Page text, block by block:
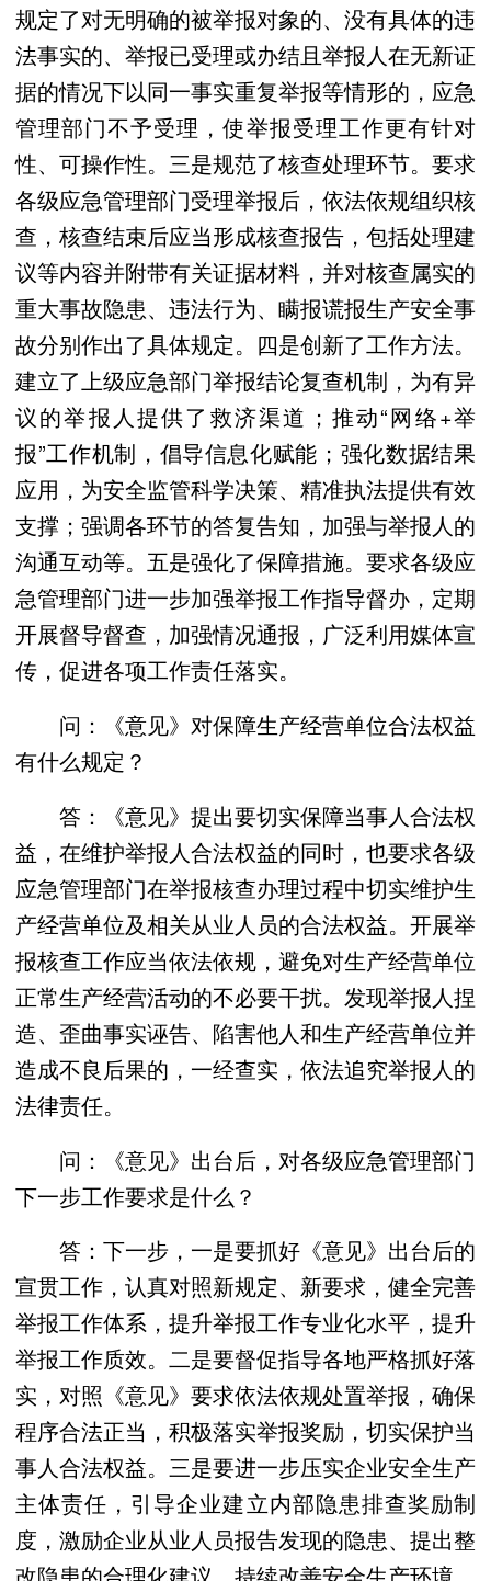
规定了对无明确的被举报对象的、没有具体的违
法事实的、举报已受理或办结且举报人在无新证
据的情况下以同一事实重复举报等情形的，应急
管理部门不予受理，使举报受理工作更有针对
性、可操作性。三是规范了核查处理环节。要求
各级应急管理部门受理举报后，依法依规组织核
查，核查结束后应当形成核查报告，包括处理建
议等内容并附带有关证据材料，并对核查属实的
重大事故隐患、违法行为、瞒报谎报生产安全事
故分别作出了具体规定。四是创新了工作方法。
建立了上级应急部门举报结论复查机制，为有异
议的举报人提供了救济渠道；推动“网络+举
报”工作机制，倡导信息化赋能；强化数据结果
应用，为安全监管科学决策、精准执法提供有效
支撑；强调各环节的答复告知，加强与举报人的
沟通互动等。五是强化了保障措施。要求各级应
急管理部门进一步加强举报工作指导督办，定期
开展督导督查，加强情况通报，广泛利用媒体宣
传，促进各项工作责任落实。
问：《意见》对保障生产经营单位合法权益
有什么规定？
答：《意见》提出要切实保障当事人合法权
益，在维护举报人合法权益的同时，也要求各级
应急管理部门在举报核查办理过程中切实维护生
产经营单位及相关从业人员的合法权益。开展举
报核查工作应当依法依规，避免对生产经营单位
正常生产经营活动的不必要干扰。发现举报人捏
造、歪曲事实诬告、陷害他人和生产经营单位并
造成不良后果的，一经查实，依法追究举报人的
法律责任。
问：《意见》出台后，对各级应急管理部门
下一步工作要求是什么？
答：下一步，一是要抓好《意见》出台后的
宣贯工作，认真对照新规定、新要求，健全完善
举报工作体系，提升举报工作专业化水平，提升
举报工作质效。二是要督促指导各地严格抓好落
实，对照《意见》要求依法依规处置举报，确保
程序合法正当，积极落实举报奖励，切实保护当
事人合法权益。三是要进一步压实企业安全生产
主体责任，引导企业建立内部隐患排查奖励制
度，激励企业从业人员报告发现的隐患、提出整